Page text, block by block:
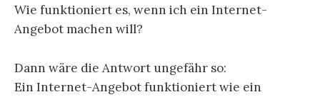
Wie funktioniert es, wenn ich ein Internet-
Angebot machen will?
Dann wäre die Antwort ungefähr so:
Ein Internet-Angebot funktioniert wie ein